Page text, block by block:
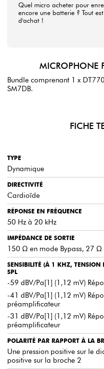
Quel micro acheter pour
encore une batterie ? Tout
d'achat !
MICROPHONE
Bundle comprenant 1 x
SM7DB.
FICHE
TYPE
Dynamique
DIRECTIVITÉ
Cardioïde
RÉPONSE EN FRÉQUENCE
50 Hz à 20 kHz
IMPÉDANCE DE SORTIE
150 Ω en mode Bypass, 27
SENSIBILITÉ (À 1 KHZ,
SPL
-59 dBV/Pa[1] (1,12 mV)
-41 dBV/Pa[1] (1,12 mV)
préamplificateur
-31 dBV/Pa[1] (1,12 mV)
préamplificateur
POLARITÉ PAR RAPPORT À LA
Une pression positive sur le
positive sur la broche 2